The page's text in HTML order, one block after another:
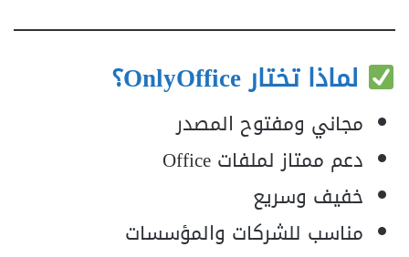
لماذا تختار OnlyOffice؟
مجاني ومفتوح المصدر
دعم ممتاز لملفات Office
خفيف وسريع
مناسب للشركات والمؤسسات